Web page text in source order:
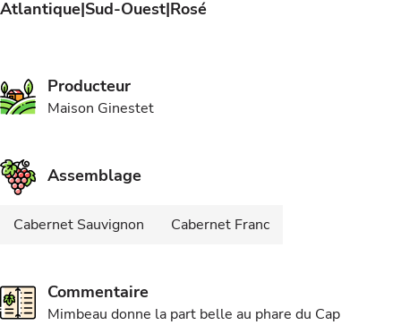
Atlantique Sud-Ouest Rosé
Producteur
Maison Ginestet
Assemblage
Cabernet Sauvignon Cabernet Franc
Commentaire
Mimbeau donne la part belle au phare du Cap